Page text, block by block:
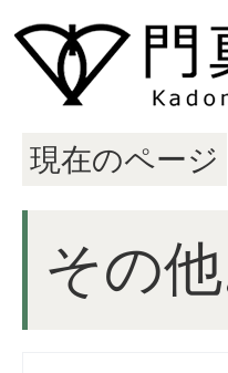
現在のページ
その